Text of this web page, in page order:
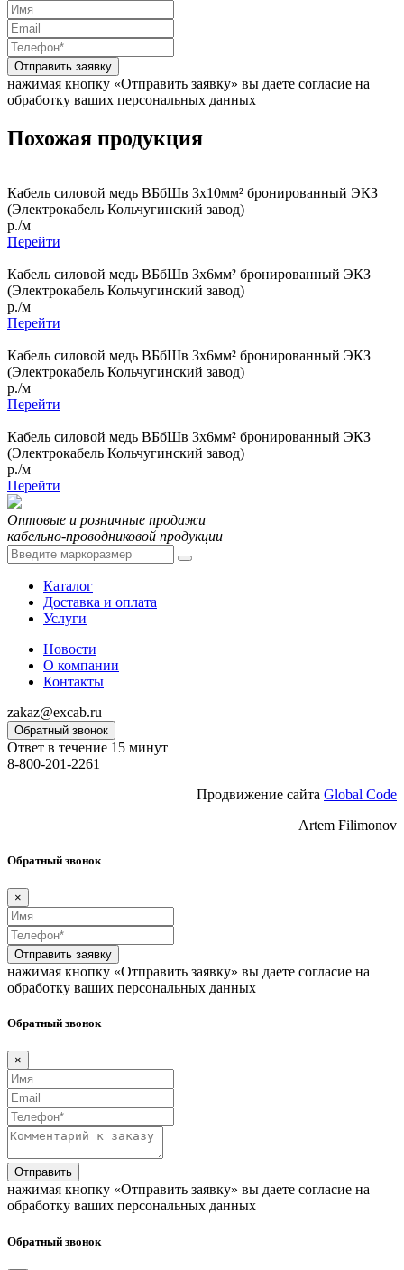
Отправить заявку
нажимая кнопку «Отправить заявку» вы даете согласие на
обработку ваших персональных данных
Похожая продукция
Кабель силовой медь ВБбШв 3x10мм² бронированный ЭКЗ
(Электрокабель Кольчугинский завод)
р./м
Перейти
Кабель силовой медь ВБбШв 3x6мм² бронированный ЭКЗ
(Электрокабель Кольчугинский завод)
р./м
Перейти
Кабель силовой медь ВБбШв 3x6мм² бронированный ЭКЗ
(Электрокабель Кольчугинский завод)
р./м
Перейти
Кабель силовой медь ВБбШв 3x6мм² бронированный ЭКЗ
(Электрокабель Кольчугинский завод)
р./м
Перейти
Оптовые и розничные продажи
кабельно-проводниковой продукции
Каталог
Доставка и оплата
Услуги
Новости
О компании
Контакты
zakaz@excab.ru
Обратный звонок
Ответ в течение 15 минут
8-800-201-2261
Продвижение сайта Global Code
Artem Filimonov
Обратный звонок
×
Отправить заявку
нажимая кнопку «Отправить заявку» вы даете согласие на
обработку ваших персональных данных
Обратный звонок
×
Отправить
нажимая кнопку «Отправить заявку» вы даете согласие на
обработку ваших персональных данных
Обратный звонок